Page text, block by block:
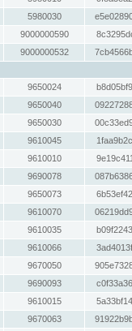
5980030
9000000590
9000000532
9650024
9650040
9650030
9610045
9610010
9690078
9650073
9610070
9610035
9610066
9670050
9690093
9610015
9670063